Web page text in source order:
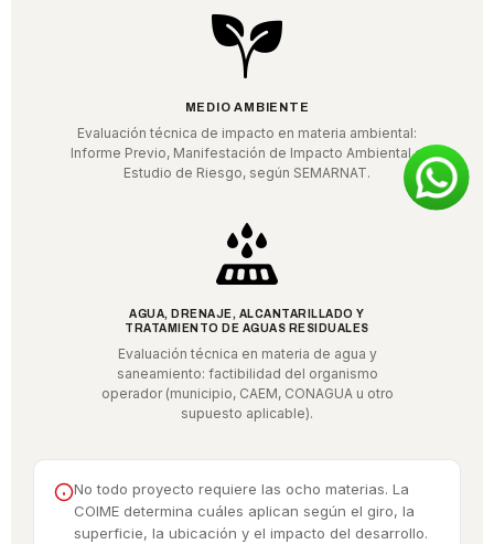
MEDIO AMBIENTE
Evaluación técnica de impacto en materia ambiental:
Informe Previo, Manifestación de Impacto Ambiental o
Estudio de Riesgo, según SEMARNAT.
AGUA, DRENAJE, ALCANTARILLADO Y
TRATAMIENTO DE AGUAS RESIDUALES
Evaluación técnica en materia de agua y
saneamiento: factibilidad del organismo
operador (municipio, CAEM, CONAGUA u otro
supuesto aplicable).
No todo proyecto requiere las ocho materias. La
COIME determina cuáles aplican según el giro, la
superficie, la ubicación y el impacto del desarrollo.